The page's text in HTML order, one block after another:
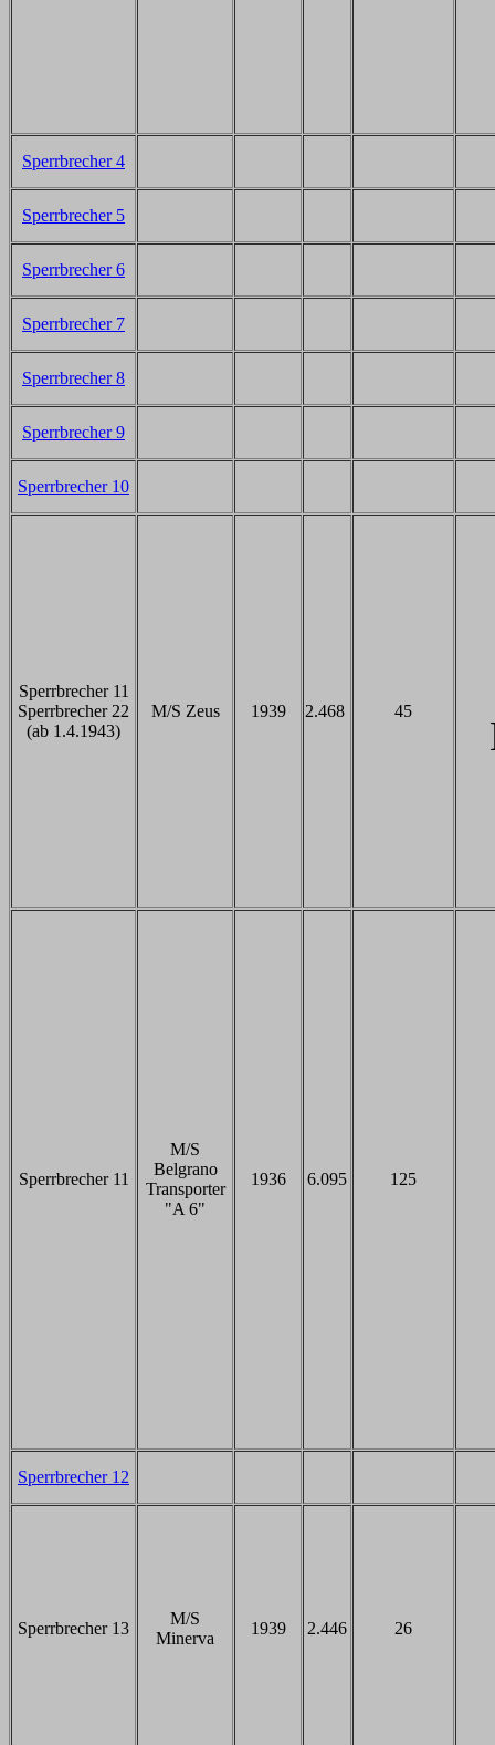
Sperrbrecher 4
Sperrbrecher 5
Sperrbrecher 6
Sperrbrecher 7
Sperrbrecher 8
Sperrbrecher 9
Sperrbrecher 10
Sperrbrecher 11
Sperrbrecher 22
(ab 1.4.1943)
M/S Zeus 1939 2.468 45
Sperrbrecher 11
M/S
Belgrano
Transporter
"A 6"
1936 6.095 125
Sperrbrecher 12
Sperrbrecher 13
M/S
Minerva
1939 2.446 26